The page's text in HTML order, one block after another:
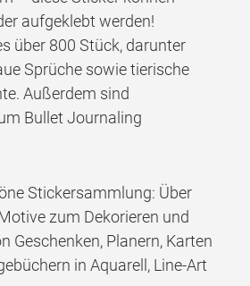
aufgeklebt werden!
über 800 Stück, darunter
Sprüche sowie tierische
Außerdem sind
Bullet Journaling
Stickersammlung: Über
zum Dekorieren und
Geschenken, Planern, Karten
in Aquarell, Line-Art